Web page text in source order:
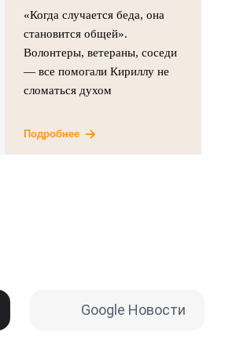
«Когда случается беда, она
становится общей».
Волонтеры, ветераны, соседи
— все помогали Кириллу не
сломаться духом
Подробнее
Google Новости